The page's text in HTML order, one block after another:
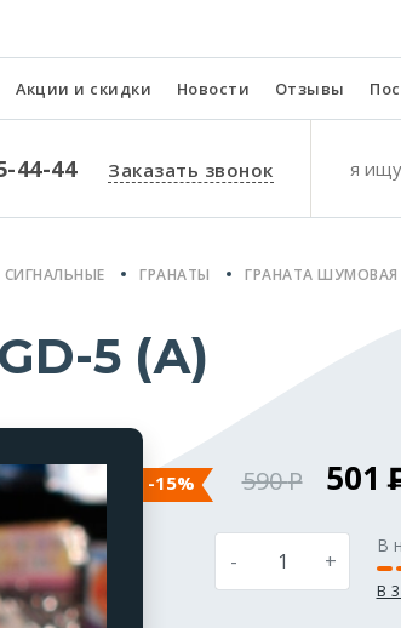
Акции и скидки Новости Отзывы
44-44 Заказать звонок
ГРАНАТЫ ГРАНАТА ШУМОВАЯ
5 (А)
-15% 590 501
- +
В
В